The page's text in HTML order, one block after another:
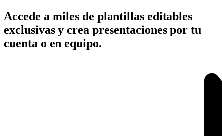
Accede a miles de plantillas editables
exclusivas y crea presentaciones por tu
cuenta o en equipo.